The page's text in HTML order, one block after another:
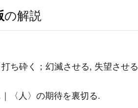
の解説
ち砕く；幻滅させる, 失望させる
〈人〉の期待を裏切る.